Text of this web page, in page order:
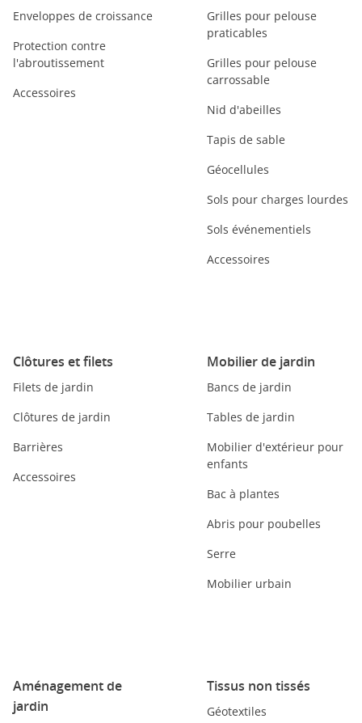
Enveloppes de croissance
Protection contre
l'abroutissement
Accessoires
Grilles pour pelouse
praticables
Grilles pour pelouse
carrossable
Nid d'abeilles
Tapis de sable
Géocellules
Sols pour charges lourdes
Sols événementiels
Accessoires
Clôtures et filets
Filets de jardin
Clôtures de jardin
Barrières
Accessoires
Mobilier de jardin
Bancs de jardin
Tables de jardin
Mobilier d'extérieur pour
enfants
Bac à plantes
Abris pour poubelles
Serre
Mobilier urbain
Aménagement de
jardin
Tissus non tissés
Géotextiles